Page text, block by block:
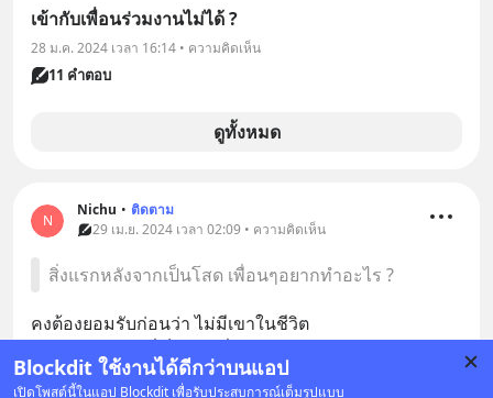
Blockdit ใช้งานได้ดีกว่าบนแอป
เปิดโพสต์นี้ในแอป Blockdit เพื่อรับประสบการณ์เต็มรูปแบบ
เข้ากับเพื่อนร่วมงานไม่ได้ ?
28 ม.ค. 2024 เวลา 16:14 • ความคิดเห็น
11 คำตอบ
ดูทั้งหมด
N
Nichu • ติดตาม
29 เม.ย. 2024 เวลา 02:09 • ความคิดเห็น
สิ่งแรกหลังจากเป็นโสด เพื่อนๆอยากทำอะไร ?
คงต้องยอมรับก่อนว่า ไม่มีเขาในชีวิต
และสุดท้ายคงเดินทางไปสักที่ เพื่อพักผ่อนอยู่กับตัวเอง